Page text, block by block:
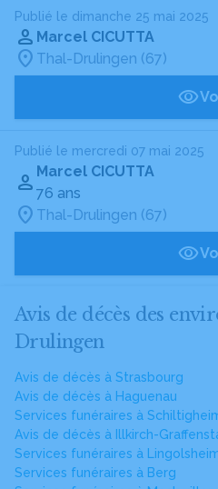
Publié le dimanche 25 mai 2025
Marcel CICUTTA
Thal-Drulingen (67)
Publié le mercredi 07 mai 2025
Marcel CICUTTA
76 ans
Thal-Drulingen (67)
Avis de décès des
Drulingen
Avis de décès à Strasbourg
Avis de décès à Haguenau
Services funéraires à
Avis de décès à Illkirch-
Services funéraires à
Services funéraires à Berg